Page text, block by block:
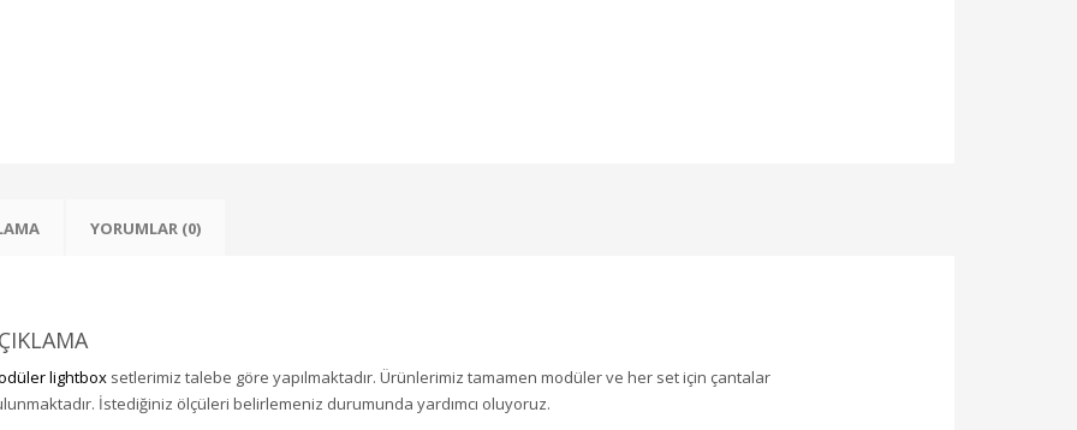
YORUMLAR (0)
lightboxsetlerimiz talebe göre yapılmaktadır. Ürünlerimiz tamamen modüler ve her set için çantalar
İstediğiniz ölçüleri belirlemeniz durumunda yardımcı oluyoruz.